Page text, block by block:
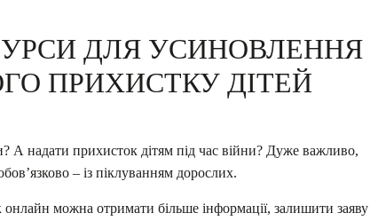
ДЛЯ УСИНОВЛЕННЯ
ПРИХИСТКУ ДІТЕЙ
А надати прихисток дітям під час війни? Дуже важливо,
– із піклуванням дорослих.
можна отримати більше інформації, залишити заяву